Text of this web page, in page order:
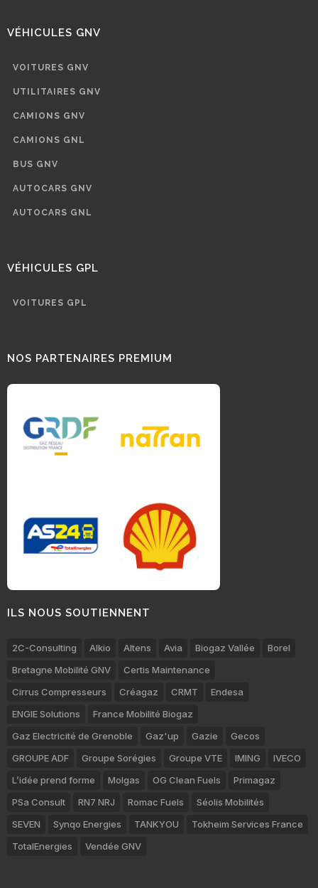
VÉHICULES GNV
VOITURES GNV
UTILITAIRES GNV
CAMIONS GNV
CAMIONS GNL
BUS GNV
AUTOCARS GNV
AUTOCARS GNL
VÉHICULES GPL
VOITURES GPL
NOS PARTENAIRES PREMIUM
ILS NOUS SOUTIENNENT
2C-Consulting Alkio Altens Avia Biogaz Vallée
Borel
Bretagne Mobilité GNV
Certis Maintenance
Cirrus Compresseurs
Créagaz CRMT
Endesa
ENGIE Solutions
France Mobilité Biogaz
Gaz Electricité de Grenoble
Gaz'up Gazie
Gecos
GROUPE ADF
Groupe Sorégies Groupe VTE IMING
IVECO
L’idée prend forme
Molgas OG Clean Fuels
Primagaz
PSa Consult
RN7 NRJ Romac Fuels
Séolis Mobilités
SEVEN
Synqo Energies TANKYOU
Tokheim Services France
TotalEnergies
Vendée GNV